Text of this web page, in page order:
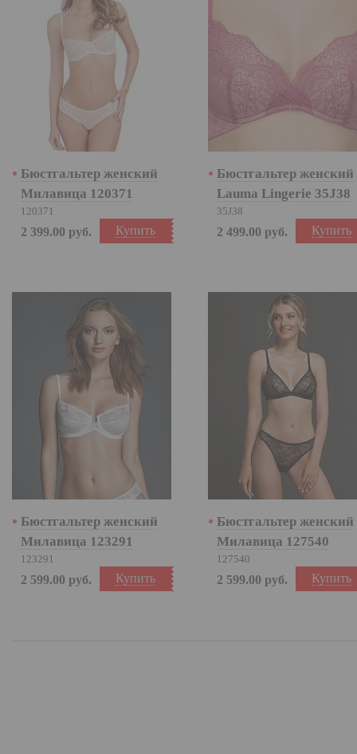
Бюстгальтер женский
Милавица 120371
120371
Купить
2 399.00 руб.
Бюстгальтер женский
Lauma Lingerie 35J38
35J38
Купить
2 499.00 руб.
Бюстгальтер женский
Милавица 123291
123291
Купить
2 599.00 руб.
Бюстгальтер женский
Милавица 127540
127540
Купить
2 599.00 руб.